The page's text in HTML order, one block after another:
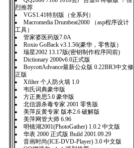
烈推荐
VGS1.41特别版（全系列）
Macromedia Drumbeat2000 （asp程序设计
工具）
管家婆医药版7.0A
Roxio GoBack v3.1.56(豪华，零售版）
瑞星2002 13.17版(密钥制作程序同前)
Dictionary 2000v6.0正式版
BoycottAdvance最新公众版 0.22BR3中文修
正版
Xfilter 个人防火墙 1.0
韦氏词典豪华版
方正奥思5.0 豪华版
北信源杀毒专家 2001 零售版
美萍反黄专家 版本2.6 破解版
美萍网管大师 6.96
明镜湖2001(PhotoGather) 1.0.2 中文版
华表 2000 正式版 Build 2001.09.29
音画时尚(ICE-DVD-Player) 3.0 中文版